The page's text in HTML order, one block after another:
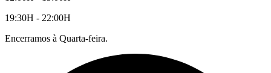
19:30H - 22:00H
Encerramos à Quarta-feira.